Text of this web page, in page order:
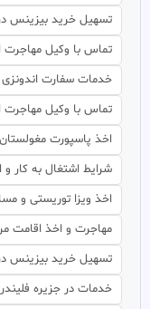
تسهیل خرید بیزینس
تماس با وکیل مهاجرت
خدمات سفارت
تماس با وکیل مهاجرت
اخذ پاسپورت
شرایط اشتغال به کار و
اخذ ویزا توریستی و
مهاجرت و اخذ اقامت
تسهیل خرید بیزینس در
خدمات در جزیره